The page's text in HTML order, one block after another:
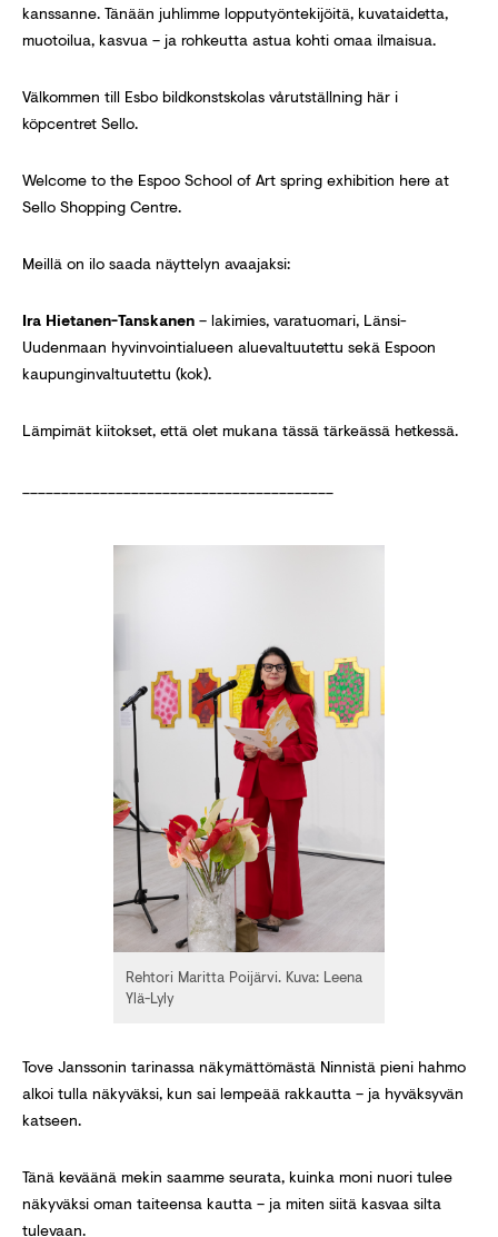
kanssanne. Tänään juhlimme lopputyöntekijöitä, kuvataidetta,
muotoilua, kasvua – ja rohkeutta astua kohti omaa ilmaisua.
Välkommen till Esbo bildkonstskolas vårutställning här i
köpcentret Sello.
Welcome to the Espoo School of Art spring exhibition here at
Sello Shopping Centre.
Meillä on ilo saada näyttelyn avaajaksi:
Ira Hietanen-Tanskanen– lakimies, varatuomari, Länsi-
Uudenmaan hyvinvointialueen aluevaltuutettu sekä Espoon
kaupunginvaltuutettu (kok).
Lämpimät kiitokset, että olet mukana tässä tärkeässä hetkessä.
Rehtori Maritta Poijärvi. Kuva: Leena
Ylä-Lyly
Tove Janssonin tarinassa näkymättömästä Ninnistä pieni hahmo
alkoi tulla näkyväksi, kun sai lempeää rakkautta – ja hyväksyvän
katseen.
Tänä keväänä mekin saamme seurata, kuinka moni nuori tulee
näkyväksi oman taiteensa kautta – ja miten siitä kasvaa silta
tulevaan.